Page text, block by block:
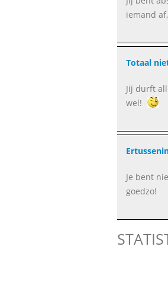
iemand
Totaal
Jij durft
wel!
Je bent
goedzo!